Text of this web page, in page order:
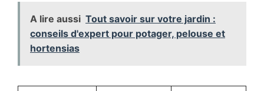
A lire aussi Tout savoir sur votre jardin :
conseils d'expert pour potager, pelouse et
hortensias